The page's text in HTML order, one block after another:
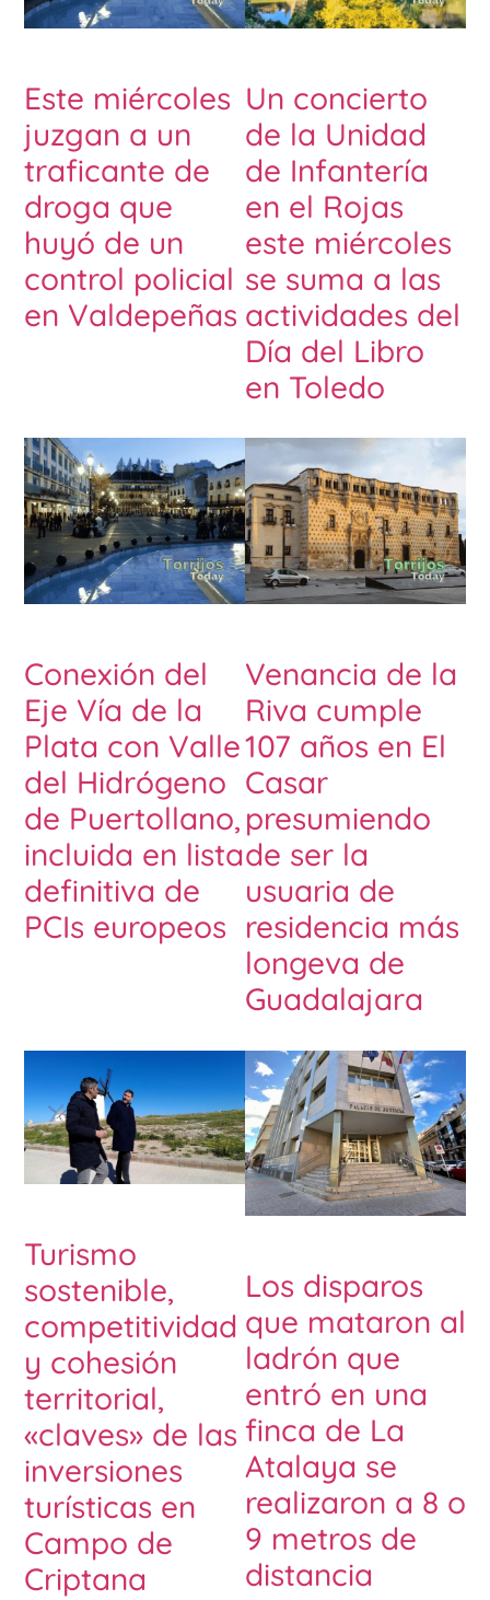
Este miércoles
juzgan a un
traficante de
droga que
huyó de un
control policial
en Valdepeñas
Un concierto
de la Unidad
de Infantería
en el Rojas
este miércoles
se suma a las
actividades del
Día del Libro
en Toledo
Conexión del
Eje Vía de la
Plata con Valle
del Hidrógeno
de Puertollano,
incluida en lista
definitiva de
PCIs europeos
Venancia de la
Riva cumple
107 años en El
Casar
presumiendo
de ser la
usuaria de
residencia más
longeva de
Guadalajara
Turismo
sostenible,
competitividad
y cohesión
territorial,
«claves» de las
inversiones
turísticas en
Campo de
Criptana
Los disparos
que mataron al
ladrón que
entró en una
finca de La
Atalaya se
realizaron a 8 o
9 metros de
distancia